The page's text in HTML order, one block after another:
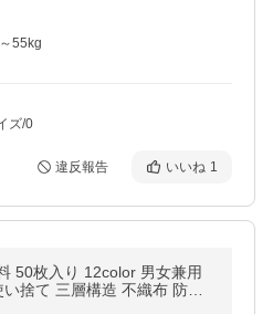
55kg
ズ/0
違反報告 いいね 1
50枚入り 12color 男女兼用
捨て 三層構造 不織布 防護